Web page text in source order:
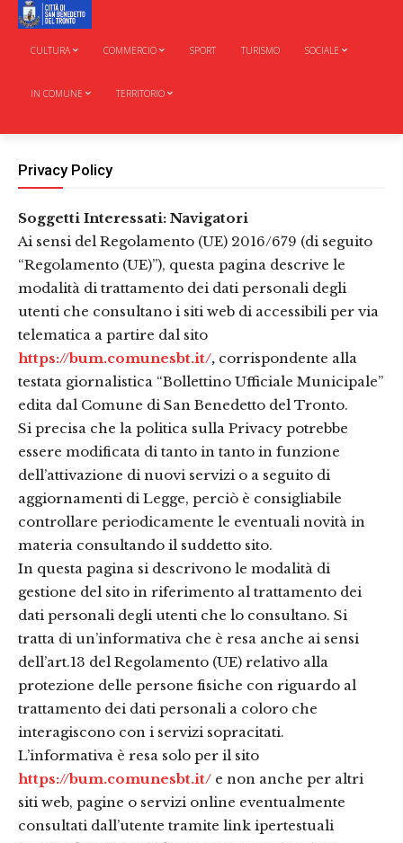
CULTURA COMMERCIO SPORT TURISMO SOCIALE
IN COMUNE TERRITORIO
Privacy Policy
Soggetti Interessati: Navigatori
Ai sensi del Regolamento (UE) 2016/679 (di seguito
“Regolamento (UE)”), questa pagina descrive le
modalità di trattamento dei dati personali degli
utenti che consultano i siti web di accessibili per via
telematica a partire dal sito
https://bum.comunesbt.it/, corrispondente alla
testata giornalistica “Bollettino Ufficiale Municipale”
edita dal Comune di San Benedetto del Tronto.
Si precisa che la politica sulla Privacy potrebbe
essere modificata di tanto in tanto in funzione
dell’attivazione di nuovi servizi o a seguito di
aggiornamenti di Legge, perciò è consigliabile
controllare periodicamente le eventuali novità in
materia consultando il suddetto sito.
In questa pagina si descrivono le modalità di
gestione del sito in riferimento al trattamento dei
dati personali degli utenti che lo consultano. Si
tratta di un’informativa che è resa anche ai sensi
dell’art.13 del Regolamento (UE) relativo alla
protezione delle persone fisiche con riguardo al
trattamento dei dati personali a coloro che
interagiscono con i servizi sopracitati.
L’informativa è resa solo per il sito
https://bum.comunesbt.it/ e non anche per altri
siti web, pagine o servizi online eventualmente
consultati dall’utente tramite link ipertestuali